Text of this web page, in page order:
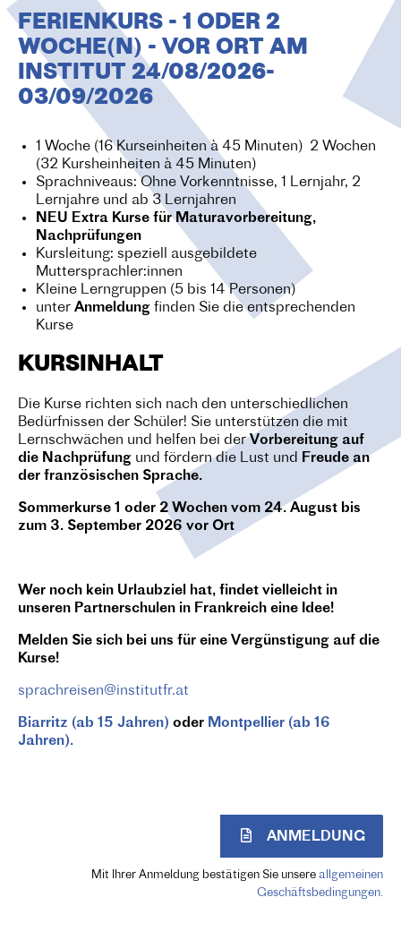
O
N
FERIENKURS - 1 ODER 2
WOCHE(N) - VOR ORT AM
INSTITUT 24/08/2026-
03/09/2026
1 Woche (16 Kurseinheiten à 45 Minuten) 2 Wochen
(32 Kursheinheiten à 45 Minuten)
Sprachniveaus: Ohne Vorkenntnisse, 1 Lernjahr, 2
Lernjahre und ab 3 Lernjahren
NEU Extra Kurse für Maturavorbereitung,
Nachprüfungen
Kursleitung: speziell ausgebildete
Muttersprachler:innen
Kleine Lerngruppen (5 bis 14 Personen)
unter Anmeldung finden Sie die entsprechenden
Kurse
KURSINHALT
Die Kurse richten sich nach den unterschiedlichen
Bedürfnissen der Schüler! Sie unterstützen die mit
Lernschwächen und helfen bei derVorbereitung auf
die Nachprüfung und fördern die Lust und Freude an
der französischen Sprache.
Sommerkurse 1 oder 2 Wochen vom 24. August bis
zum 3. September 2026 vor Ort
Wer noch kein Urlaubziel hat, findet vielleicht in
unseren Partnerschulen in Frankreich eine Idee!
Melden Sie sich bei uns für eine Vergünstigung auf die
Kurse!
sprachreisen@institutfr.at
Biarritz (ab 15 Jahren) oder Montpellier (ab 16
Jahren).
ANMELDUNG
Mit Ihrer Anmeldung bestätigen Sie unsere allgemeinen
Geschäftsbedingungen.